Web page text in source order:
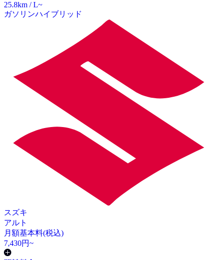
25.8km / L~
ガソリンハイブリッド
スズキ
アルト
月額基本料(税込)
7,430円~